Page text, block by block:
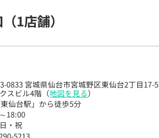
（1店舗）
0833 宮城県仙台市宮城野区東仙台2丁目17-5
スビル4階（地図を見る）
仙台駅」から徒歩5分
18:00
・祝
5213